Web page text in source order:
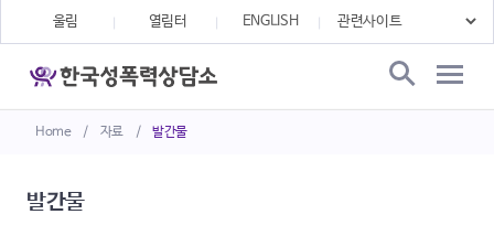
Home / 자료 / 발간물
울림 열림터 ENGLISH
발간물